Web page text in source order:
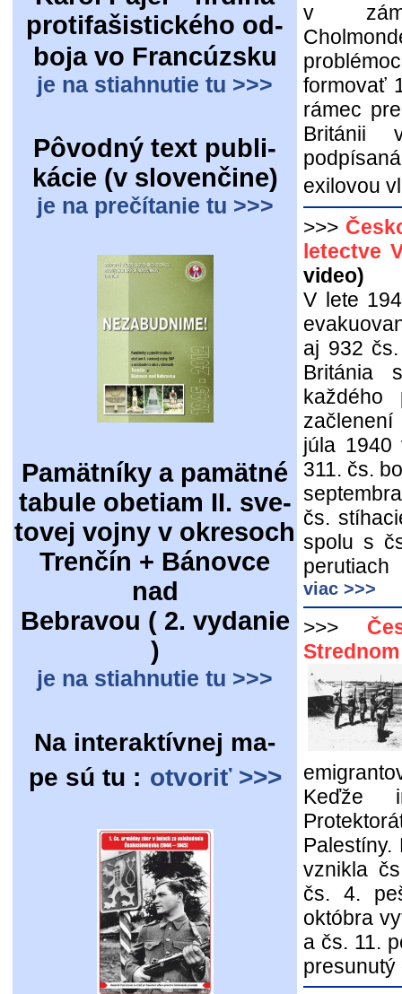
protifašistického od-
boja vo Francúzsku
je na stiahnutie tu >>>
Pôvodný text publi-
kácie (v slovenčine)
je na prečítanie tu >>>
Pamätníky a pamätné
tabule obetiam II. sve-
tovej vojny v okresoch
Trenčín + Bánovce
nad
Bebravou ( 2. vydanie
)
je na stiahnutie tu >>>
Na interaktívnej ma-
pe sú tu : otvoriť >>>
v
formovať
rámec
Británii
exilovou
>>>
letectve
video)
V lete
aj 932
Británia
júla 1940
311. čs.
čs.
spolu s
viac >>>
>>>
Keďže
vznikla
čs. 4.
októbra
a čs. 11.